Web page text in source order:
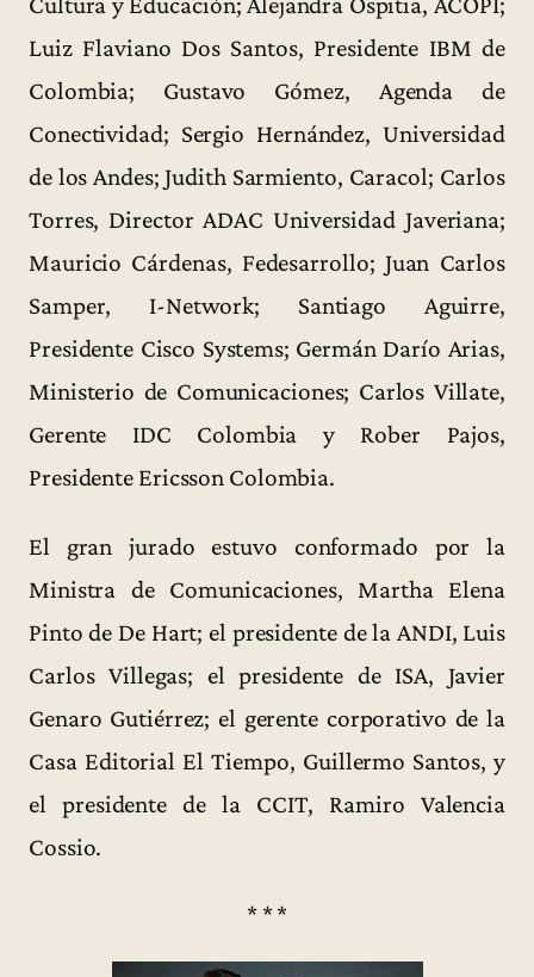
Luiz Flaviano Dos Santos, Presidente IBM de
Colombia; Gustavo Gómez, Agenda de
Conectividad; Sergio Hernández, Universidad
de los Andes; Judith Sarmiento, Caracol; Carlos
Torres, Director ADAC Universidad Javeriana;
Mauricio Cárdenas, Fedesarrollo; Juan Carlos
Samper, I-Network; Santiago Aguirre,
Presidente Cisco Systems; Germán Darío Arias,
Ministerio de Comunicaciones; Carlos Villate,
Gerente IDC Colombia y Rober Pajos,
Presidente Ericsson Colombia.
El gran jurado estuvo conformado por la
Ministra de Comunicaciones, Martha Elena
Pinto de De Hart; el presidente de la ANDI, Luis
Carlos Villegas; el presidente de ISA, Javier
Genaro Gutiérrez; el gerente corporativo de la
Casa Editorial El Tiempo, Guillermo Santos, y
el presidente de la CCIT, Ramiro Valencia
Cossio.
* * *